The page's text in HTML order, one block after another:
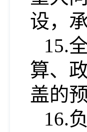
设，
15.
算、
盖的
16.